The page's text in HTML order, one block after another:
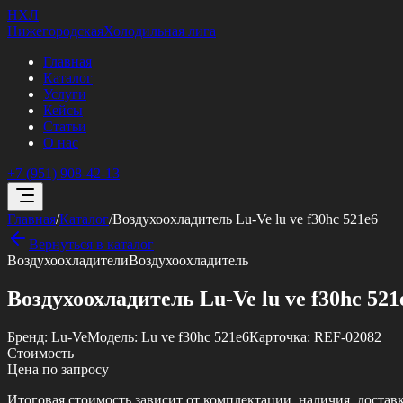
НХЛ
НижегородскаяХолодильная лига
Главная
Каталог
Услуги
Кейсы
Статьи
О нас
+7 (951) 908-42-13
Главная/Каталог/Воздухоохладитель Lu-Ve lu ve f30hc 521e6
Вернуться в каталог
ВоздухоохладителиВоздухоохладитель
Воздухоохладитель Lu-Ve lu ve f30hc
Бренд: Lu-VeМодель: Lu ve f30hc 521e6Карточка: REF-02082
Стоимость
Цена по запросу
Итоговая стоимость зависит от комплектации, наличия,